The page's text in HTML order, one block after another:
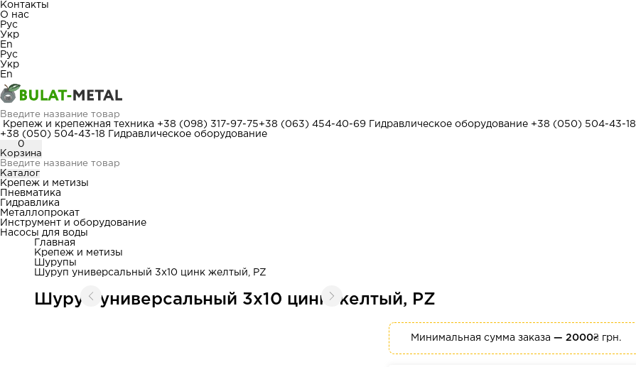
Контакты
О нас
Рус
Укр
En
Рус
Укр
En
Крепеж и крепежная техника +38 (098) 317-97-75+38 (063) 454-40-69 Гидравлическое оборудование +38 (050) 504-43-18
+38 (050) 504-43-18
Гидравлическое оборудование
0
Корзина
Каталог
Крепеж и метизы
Пневматика
Гидравлика
Металлопрокат
Инструмент и оборудование
Насосы для воды
Главная
Крепеж и метизы
Шурупы
Шуруп универсальный 3x10 цинк желтый, PZ
Шуруп универсальный 3x10 цинк желтый, PZ
Минимальная сумма заказа— 2000₴ грн.